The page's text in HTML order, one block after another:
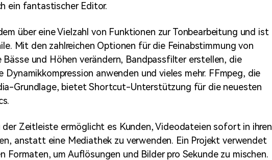
ein fantastischer Editor.
über eine Vielzahl von Funktionen zur Tonbearbeitung und ist
Mit den zahlreichen Optionen für die Feinabstimmung von
und Höhen verändern, Bandpassfilter erstellen, die
Dynamikkompression anwenden und vieles mehr. FFmpeg, die
Grundlage, bietet Shortcut-Unterstützung für die neuesten
der Zeitleiste ermöglicht es Kunden, Videodateien sofort in ihren
anstatt eine Mediathek zu verwenden. Ein Projekt verwendet
Formaten, um Auflösungen und Bilder pro Sekunde zu mischen.